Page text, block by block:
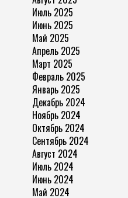
Июль 2025
Июнь 2025
Май 2025
Апрель 2025
Март 2025
Февраль 2025
Январь 2025
Декабрь 2024
Ноябрь 2024
Октябрь 2024
Сентябрь 2024
Август 2024
Июль 2024
Июнь 2024
Май 2024